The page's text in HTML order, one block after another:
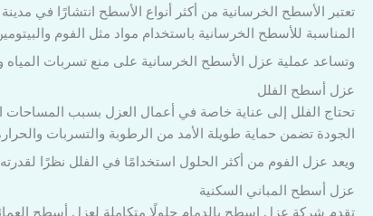
تعتبر الأسطح الخرسانية من أكثر أنواع الأسطح انتشارًا في
المناسبة للأسطح الخرسانية باستخدام مواد مثل الفوم
وتساعد عملية عزل الأسطح الخرسانية على منع تسربات المياه
عزل أسطح الفلل
تحتاج الفلل إلى عناية خاصة في أعمال العزل بسبب
الجودة تضمن حماية طويلة الأمد من الرطوبة والتسربات
ويعد عزل الفوم من أكثر الحلول استخدامًا في الفلل نظرًا
عزل أسطح المباني السكنية
تقدم شركة عزل اسطح بالدمام حلولًا متكاملة لعزل أسطح